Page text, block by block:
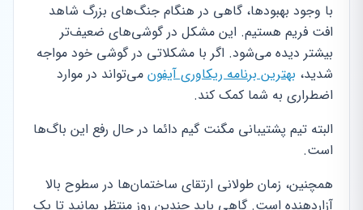
با وجود بهبودها، گاهی در هنگام جنگ‌های بزرگ شاهد
افت فریم هستیم. این مشکل در گوشی‌های ضعیف‌تر
بیشتر دیده می‌شود. اگر با مشکلاتی در گوشی خود مواجه
شدید، بهترین برنامه ریکاوری آیفون می‌تواند در موارد
اضطراری به شما کمک کند.
البته تیم پشتیبانی مگنت گیم دائما در حال رفع این باگ‌ها
است.
همچنین، زمان طولانی ارتقای ساختمان‌ها در سطوح بالا
آزاردهنده است. گاهی باید چندین روز منتظر بمانید تا یک